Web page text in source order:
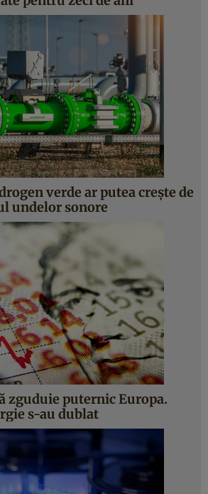
verde ar putea crește de
undelor sonore
zguduie puternic Europa.
s-au dublat